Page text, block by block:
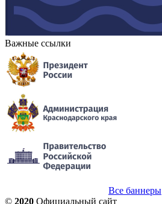
Важные ссылки
Все баннеры
© 2020 Официальный сайт